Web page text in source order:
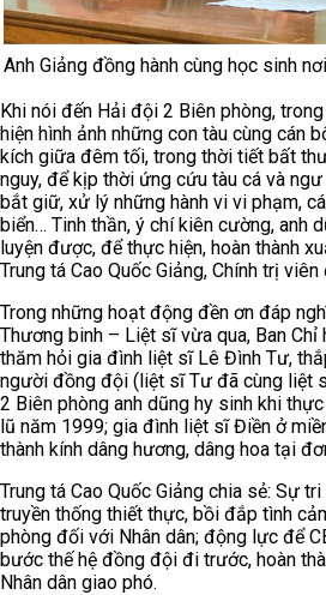
Anh Giảng đồng hành cùng học sinh
Khi nói đến Hải đội 2 Biên phòng,
hiện hình ảnh những con tàu cùng cán
kích giữa đêm tối, trong thời tiết bất
nguy, để kịp thời ứng cứu tàu cá và
bắt giữ, xử lý những hành vi vi phạm,
biển… Tinh thần, ý chí kiên cường, anh
luyện được, để thực hiện, hoàn thành
Trung tá Cao Quốc Giảng, Chính trị viên
Trong những hoạt động đền ơn đáp
Thương binh – Liệt sĩ vừa qua, Ban
thăm hỏi gia đình liệt sĩ Lê Đình Tư,
người đồng đội (liệt sĩ Tư đã cùng liệt
2 Biên phòng anh dũng hy sinh khi
lũ năm 1999; gia đình liệt sĩ Điền ở
thành kính dâng hương, dâng hoa tại
Trung tá Cao Quốc Giảng chia sẻ: Sự
truyền thống thiết thực, bồi đắp tình
phòng đối với Nhân dân; động lực để
bước thế hệ đồng đội đi trước, hoàn
Nhân dân giao phó.